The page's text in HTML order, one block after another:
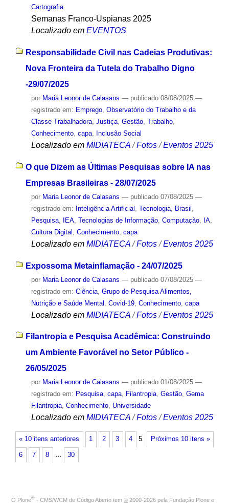
Cartografia
Semanas Franco-Uspianas 2025
Localizado em EVENTOS
Responsabilidade Civil nas Cadeias Produtivas:
Nova Fronteira da Tutela do Trabalho Digno
-29/07/2025
por Maria Leonor de Calasans — publicado08/08/2025 —
registrado em: Emprego, Observatório do Trabalho e da
Classe Trabalhadora, Justiça, Gestão, Trabalho,
Conhecimento, capa, Inclusão Social
Localizado em MIDIATECA /Fotos /Eventos 2025
O que Dizem as Últimas Pesquisas sobre IA nas
Empresas Brasileiras - 28/07/2025
por Maria Leonor de Calasans — publicado07/08/2025 —
registrado em: Inteligência Artificial Tecnologia, Brasil
Pesquisa, IEA, Tecnologias de Informação, Computação, IA,
Cultura Digital
Conhecimento, capa
Localizado em MIDIATECA /Fotos /Eventos 2025
Expossoma Metainflamação - 24/07/2025
por Maria Leonor de Calasans — publicado07/08/2025 —
registrado em: Ciência, Grupo de Pesquisa Alimentos,
Nutrição e Saúde Mental Covid-19, Conhecimento, capa
Localizado em MIDIATECA /Fotos /Eventos 2025
Filantropia e Pesquisa Acadêmica: Construindo
um Ambiente Favorável no Setor Público -
26/05/2025
por Maria Leonor de Calasans — publicado01/08/2025 —
registrado em: Pesquisa, capa, Filantropia, Gestão, Gema
Filantropia, Conhecimento, Universidade
Localizado em MIDIATECA /Fotos /Eventos 2025
« 10 itens anteriores Próximos 10 itens »
1 2 3 4 5
6 7 8 … 30
O Plone® - CMS/WCM de Código Aberto tem © 2000-2026 pela Fundação Plone e